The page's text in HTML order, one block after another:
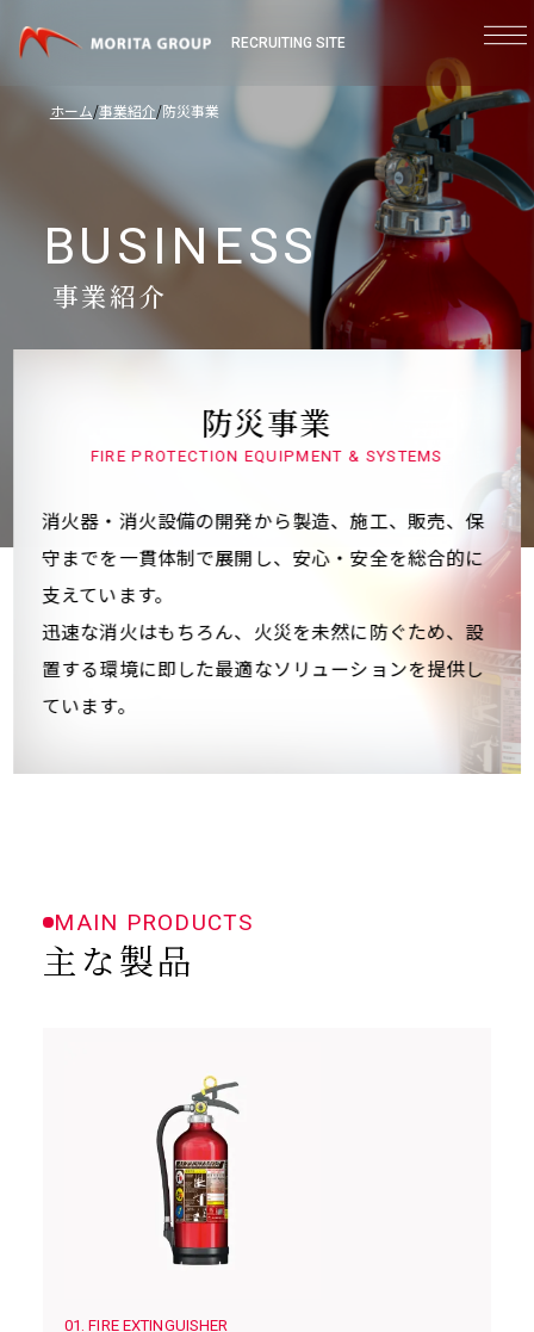
RECRUITING SITE
ホーム 事業紹介 防災事業
BUSINESS
事業紹介
防災事業
FIRE PROTECTION EQUIPMENT & SYSTEMS
消火器・消火設備の開発から製造、施工、販売、保
守までを一貫体制で展開し、安心・安全を総合的に
支えています。
迅速な消火はもちろん、火災を未然に防ぐため、設
置する環境に即した最適なソリューションを提供し
ています。
MAIN PRODUCTS
主な製品
01. FIRE EXTINGUISHER